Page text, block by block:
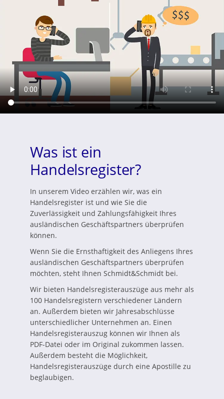
Was ist ein
Handelsregister?
In unserem Video erzählen wir, was ein
Handelsregister ist und wie Sie die
Zuverlässigkeit und Zahlungsfähigkeit Ihres
ausländischen Geschäftspartners überprüfen
können.
Wenn Sie die Ernsthaftigkeit des Anliegens Ihres
ausländischen Geschäftspartners überprüfen
möchten, steht Ihnen Schmidt&Schmidt bei.
Wir bieten Handelsregisterauszüge aus mehr als
100 Handelsregistern verschiedener Ländern
an. Außerdem bieten wir Jahresabschlüsse
unterschiedlicher Unternehmen an. Einen
Handelsregisterauszug können wir Ihnen als
PDF-Datei oder im Original zukommen lassen.
Außerdem besteht die Möglichkeit,
Handelsregisterauszüge durch eine Apostille zu
beglaubigen.